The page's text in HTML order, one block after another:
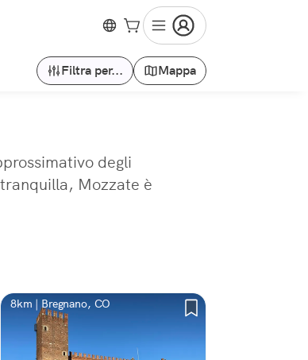
Filtra per... Mappa
degli
Mozzate è
8km | Bregnano, CO